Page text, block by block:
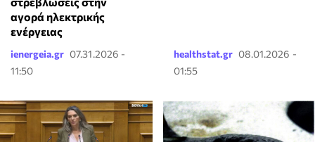
αγορά ηλεκτρικής
ενέργειας
ienergeia.gr 07.31.2026 -
11:50
healthstat.gr 08.01.2026 -
01:55